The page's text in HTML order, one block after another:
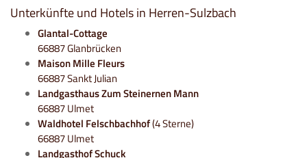
Unterkünfte und Hotels in Herren-Sulzbach
Glantal-Cottage
66887 Glanbrücken
Maison Mille Fleurs
66887 Sankt Julian
Landgasthaus Zum Steinernen Mann
66887 Ulmet
Waldhotel Felschbachhof(4 Sterne)
66887 Ulmet
Landgasthof Schuck